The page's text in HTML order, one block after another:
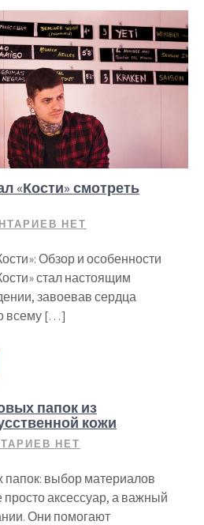
«Кости» смотреть
НЕТ
Обзор и особенности
стал настоящим
завоевав сердца
всему […]
папок из
кожи
НЕТ
выбор материалов
аксессуар, а важный
Они помогают